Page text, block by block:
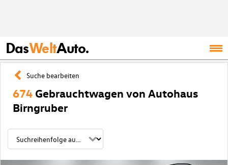
DasWeltAuto.
Suche bearbeiten
674 Gebrauchtwagen von Autohaus
Birngruber